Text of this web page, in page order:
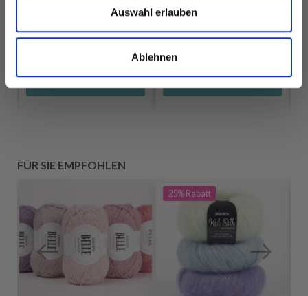
Auswahl erlauben
Ablehnen
EUR 3.20
FÜR SIE EMPFOHLEN
25%Rabatt